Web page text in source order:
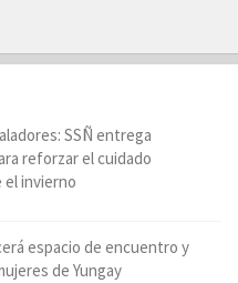
SSÑ entrega
reforzar el cuidado
invierno
espacio de encuentro y
de Yungay